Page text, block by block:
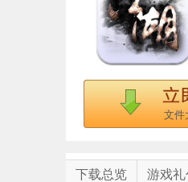
文件
下载总览 游戏礼